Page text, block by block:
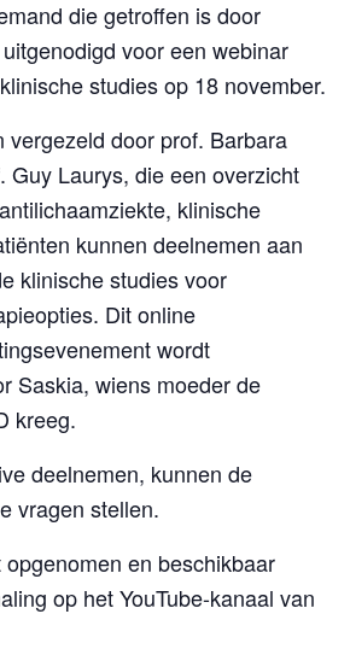
die getroffen is door
voor een webinar
studies op 18 november.
vergezeld door prof. Barbara
Guy Laurys, die een overzicht
klinische
kunnen deelnemen aan
klinische studies voor
Dit online
wordt
Saskia, wiens moeder de
kreeg.
deelnemen, kunnen de
vragen stellen.
en beschikbaar
op het YouTube-kanaal van